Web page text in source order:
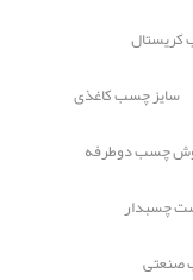
سایز چسب کاغذی
چسب دوطرفه
چسبدار